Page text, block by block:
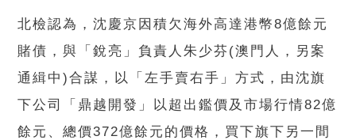
北檢認為，沈慶京因積欠海外高達港幣8億餘元
賭債，與「銳亮」負責人朱少芬(澳門人，另案
通緝中)合謀，以「左手賣右手」方式，由沈旗
下公司「鼎越開發」以超出鑑價及市場行情82億
餘元、總價372億餘元的價格，買下旗下另一間